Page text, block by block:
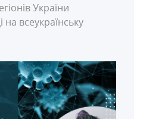
України
на всеукраїнську